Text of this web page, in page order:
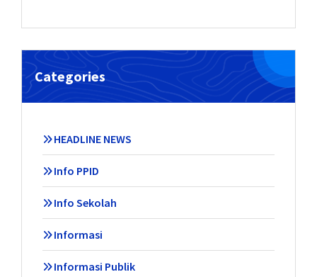
Categories
HEADLINE NEWS
Info PPID
Info Sekolah
Informasi
Informasi Publik